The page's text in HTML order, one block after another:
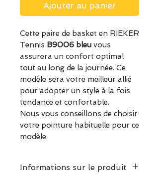
Ajouter au panier
Cette paire de basket en RIEKER
Tennis B9006 bleu vous
assurera un confort optimal
tout au long de la journée. Ce
modèle sera votre meilleur allié
pour adopter un style à la fois
tendance et confortable.
Nous vous conseillons de choisir
votre pointure habituelle pour ce
modèle.
Informations sur le produit